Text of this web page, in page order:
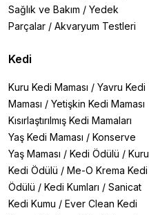
Sağlık ve Bakım / Yedek
Parçalar / Akvaryum Testleri
Kedi
Kuru Kedi Maması / Yavru Kedi
Maması / Yetişkin Kedi Maması
Kısırlaştırılmış Kedi Mamaları
Yaş Kedi Maması / Konserve
Yaş Maması / Kedi Ödülü / Kuru
Kedi Ödülü / Me-O Krema Kedi
Ödülü / Kedi Kumları / Sanicat
Kedi Kumu / Ever Clean Kedi